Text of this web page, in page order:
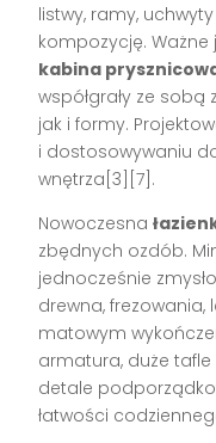
listwy, ramy,
kompozycję. Ważne
kabina
współgrały ze
jak i formy.
i dostosowywaniu
wnętrza[3][7].
Nowoczesna
zbędnych ozdób.
jednocześnie
drewna, frezowania,
matowym
armatura, duże
detale
łatwości